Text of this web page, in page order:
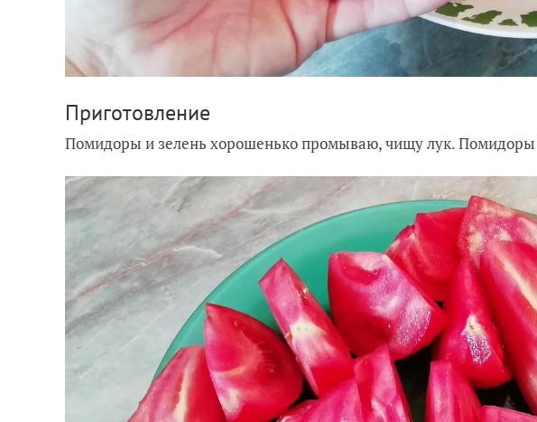
Приготовление
Помидоры и зелень хорошенько промываю, чищу лук.